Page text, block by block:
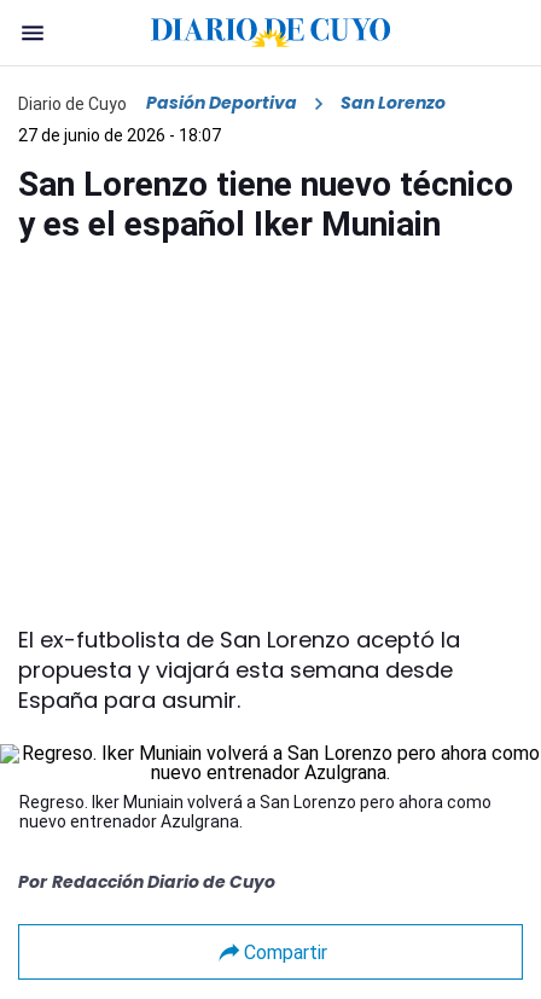
Diario de Cuyo Pasión Deportiva San Lorenzo
27 de junio de 2026 - 18:07
San Lorenzo tiene nuevo técnico
y es el español Iker Muniain
El ex-futbolista de San Lorenzo aceptó la
propuesta y viajará esta semana desde
España para asumir.
Regreso. Iker Muniain volverá a San Lorenzo pero ahora como
nuevo entrenador Azulgrana.
Por Redacción Diario de Cuyo
Compartir